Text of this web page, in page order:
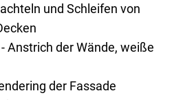
und Schleifen von
Anstrich der Wände, weiße
der Fassade